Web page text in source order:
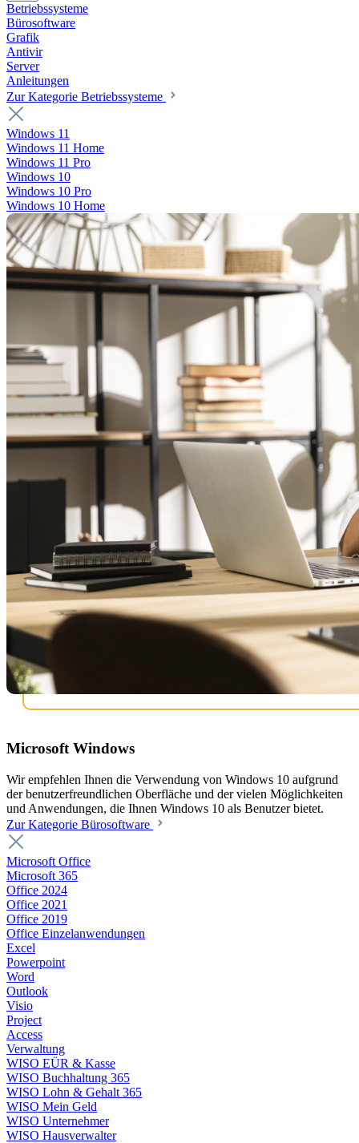
Betriebssysteme
Bürosoftware
Grafik
Antivir
Server
Anleitungen
Zur Kategorie Betriebssysteme
Windows 11
Windows 11 Home
Windows 11 Pro
Windows 10
Windows 10 Pro
Windows 10 Home
Microsoft Windows
Wir empfehlen Ihnen die Verwendung von Windows 10 aufgrund
der benutzerfreundlichen Oberfläche und der vielen Möglichkeiten
und Anwendungen, die Ihnen Windows 10 als Benutzer bietet.
Zur Kategorie Bürosoftware
Microsoft Office
Microsoft 365
Office 2024
Office 2021
Office 2019
Office Einzelanwendungen
Excel
Powerpoint
Word
Outlook
Visio
Project
Access
Verwaltung
WISO EÜR & Kasse
WISO Buchhaltung 365
WISO Lohn & Gehalt 365
WISO Mein Geld
WISO Unternehmer
WISO Hausverwalter